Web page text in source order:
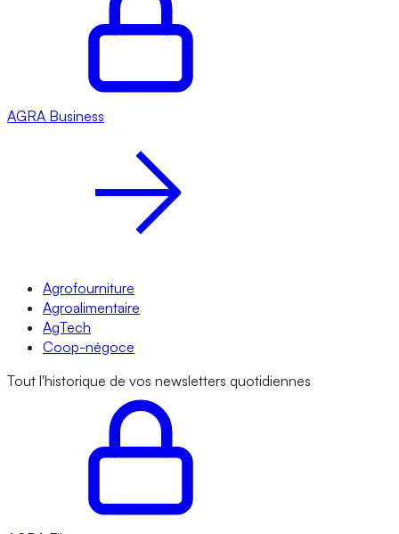
AGRA Business
Agrofourniture
Agroalimentaire
AgTech
Coop-négoce
Tout l'historique de vos newsletters quotidiennes